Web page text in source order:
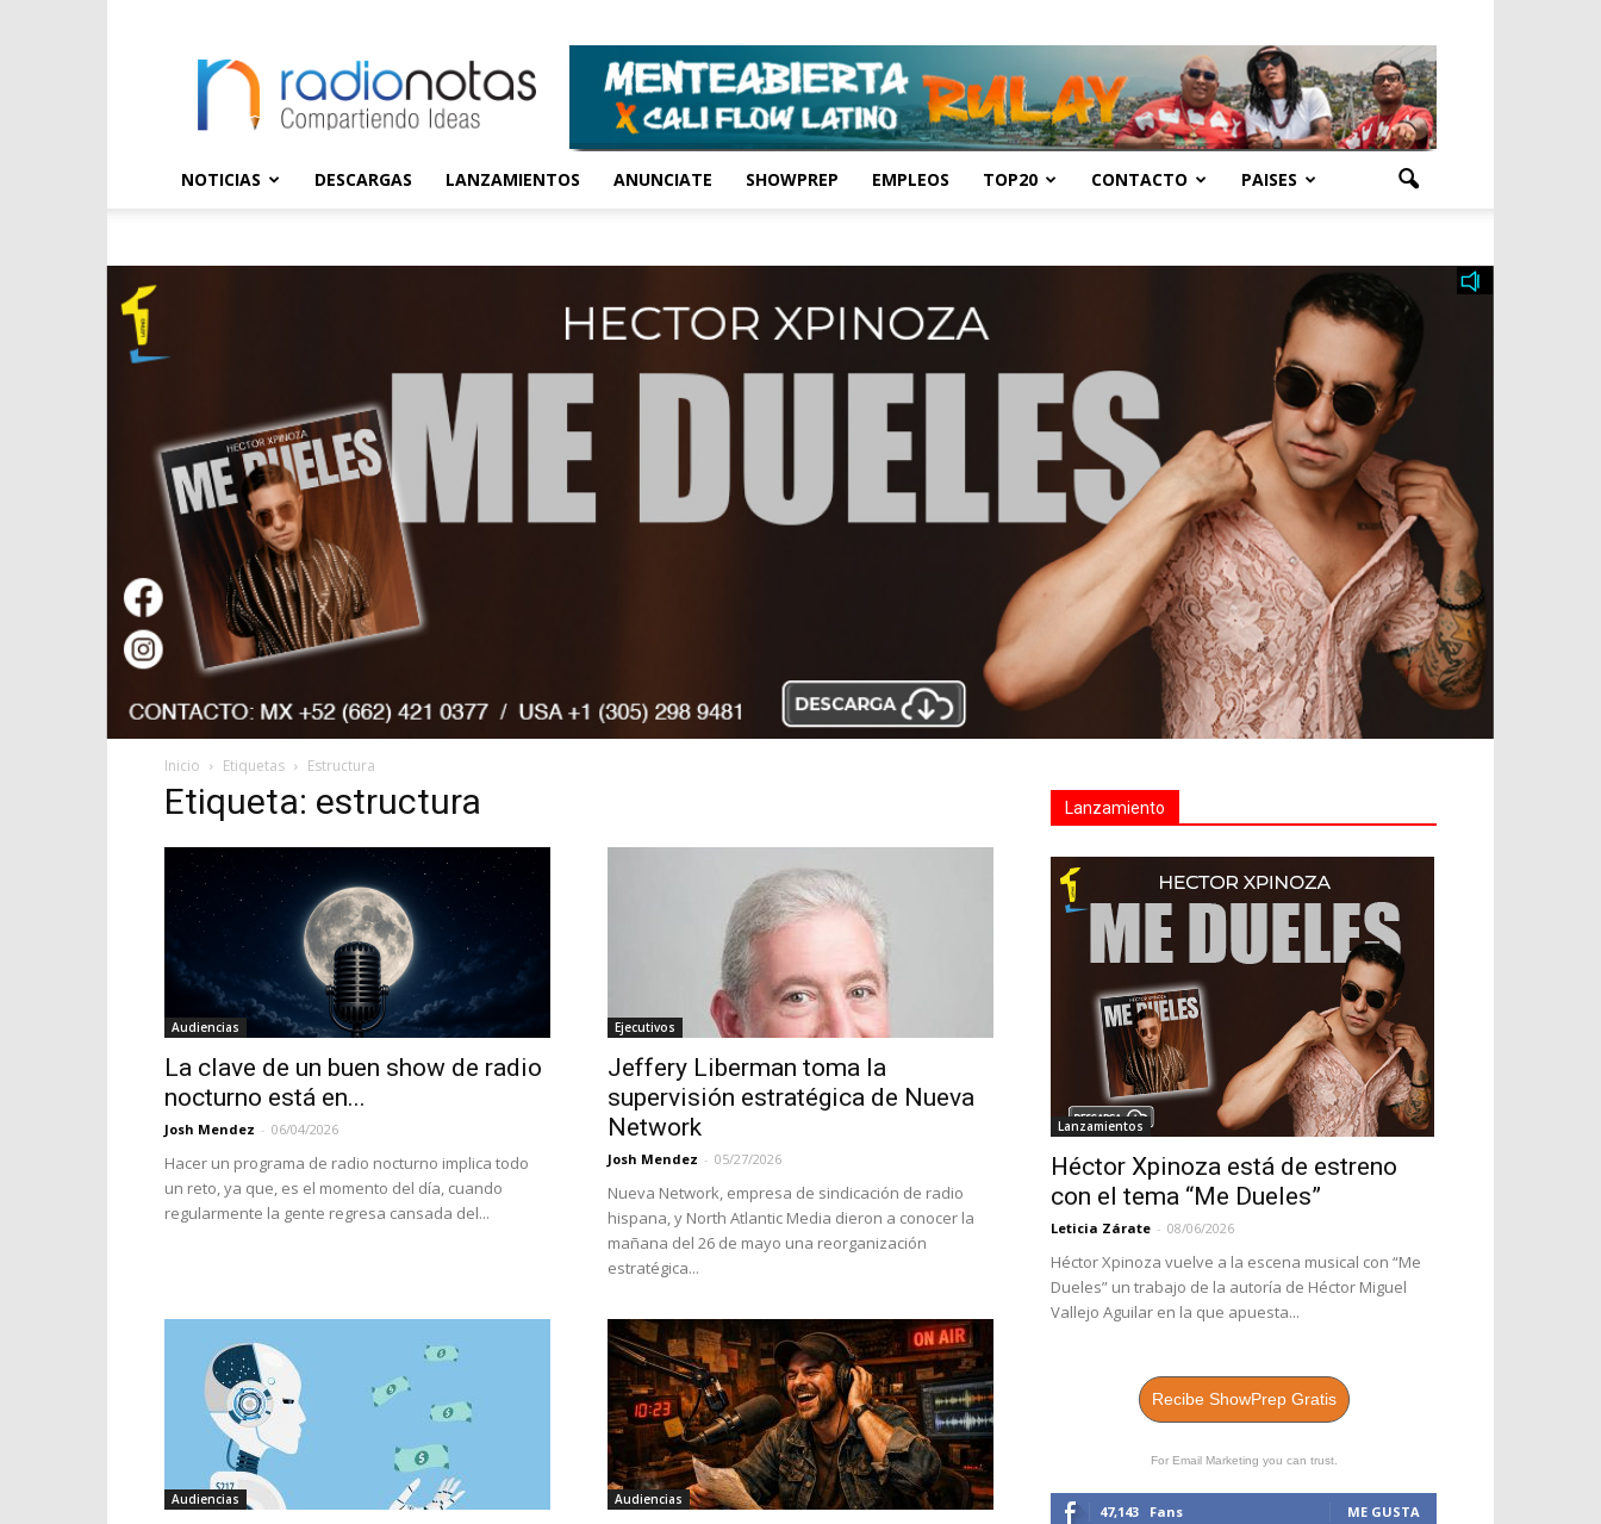
NOTICIAS DESCARGAS LANZAMIENTOS ANUNCIATE SHOWPREP EMPLEOS TOP20 CONTACTO PAISES
Inicio Etiquetas Estructura
Etiqueta: estructura
Audiencias
La clave de un buen show de radio
nocturno está en...
Josh Mendez - 06/04/2026
Hacer un programa de radio nocturno implica todo
un reto, ya que, es el momento del día, cuando
regularmente la gente regresa cansada del...
Ejecutivos
Jeffery Liberman toma la
supervisión estratégica de Nueva
Network
Josh Mendez - 05/27/2026
Nueva Network, empresa de sindicación de radio
hispana, y North Atlantic Media dieron a conocer la
mañana del 26 de mayo una reorganización
estratégica...
Audiencias Audiencias
Lanzamiento
Lanzamientos
Héctor Xpinoza está de estreno
con el tema “Me Dueles”
Leticia Zárate - 08/06/2026
Héctor Xpinoza vuelve a la escena musical con “Me
Dueles” un trabajo de la autoría de Héctor Miguel
Vallejo Aguilar en la que apuesta...
Recibe ShowPrep Gratis
For Email Marketing you can trust.
47,143 Fans ME GUSTA